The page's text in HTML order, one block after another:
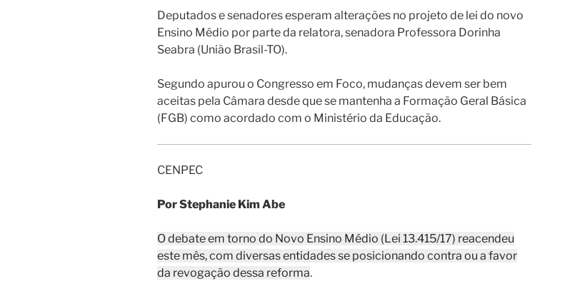
Deputados e senadores esperam alterações no projeto de lei do novo
Ensino Médio por parte da relatora, senadora Professora Dorinha
Seabra (União Brasil-TO).
Segundo apurou o Congresso em Foco, mudanças devem ser bem
aceitas pela Câmara desde que se mantenha a Formação Geral Básica
(FGB) como acordado com o Ministério da Educação.
CENPEC
Por Stephanie Kim Abe
O debate em torno do Novo Ensino Médio (Lei 13.415/17) reacendeu
este mês, com diversas entidades se posicionando contra ou a favor
da revogação dessa reforma.